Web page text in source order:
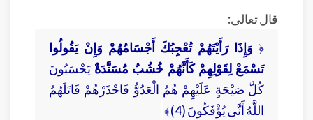
قال تعالى:
﴿ وَإِذَا رَأَيْتَهُمْ تُعْجِبُكَ أَجْسَامُهُمْ وَإِنْ يَقُولُوا
تَسْمَعْ لِقَوْلِهِمْ كَأَنَّهُمْ خُشُبٌ مُسَنَّدَةٌ يَحْسَبُونَ
كُلَّ صَيْحَةٍ عَلَيْهِمْ هُمُ الْعَدُوُّ فَاحْذَرْهُمْ قَاتَلَهُمُ
اللَّهُ أَنَّى يُؤْفَكُونَ (4)﴾